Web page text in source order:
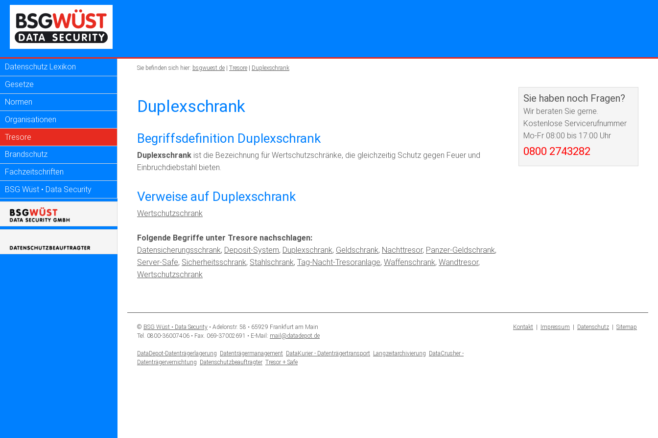
Datenschutz Lexikon
Gesetze
Normen
Organisationen
Tresore
Brandschutz
Fachzeitschriften
BSG Wüst • Data Security
Sie befinden sich hier: bsgwuest.de Tresore Duplexschrank
Duplexschrank
Begriffsdefinition Duplexschrank
Duplexschrank ist die Bezeichnung für Wertschutzschränke, die gleichzeitig Schutz gegen Feuer und
Einbruchdiebstahl bieten.
Verweise auf Duplexschrank
Wertschutzschrank
Folgende Begriffe unter Tresore nachschlagen:
Datensicherungsschrank, Deposit-System, Duplexschrank, Geldschrank, Nachttresor, Panzer-Geldschrank,
Server-Safe, Sicherheitsschrank, Stahlschrank, Tag-Nacht-Tresoranlage, Waffenschrank, Wandtresor,
Wertschutzschrank
Sie haben noch Fragen?
Wir beraten Sie gerne.
Kostenlose Servicerufnummer
Mo-Fr 08:00 bis 17:00 Uhr
0800 2743282
© BSG Wüst • Data Security • Adelonstr. 58 • 65929 Frankfurt am Main
Tel. 0800-36007406 • Fax. 069-37002691 • E-Mail: mail@datadepot.de
DataDepot-Datenträgerlagerung Datenträgermanagement DataKurier - Datenträgertransport Langzeitarchivierung
DataCrusher -
Datenträgervernichtung
Datenschutzbeauftragter Tresor + Safe
Kontakt Impressum Datenschutz Sitemap